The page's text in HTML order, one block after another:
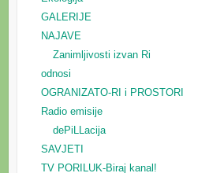
GALERIJE
NAJAVE
Zanimljivosti izvan Ri
odnosi
OGRANIZATO-RI i PROSTORI
Radio emisije
dePiLLacija
SAVJETI
TV PORILUK-Biraj kanal!